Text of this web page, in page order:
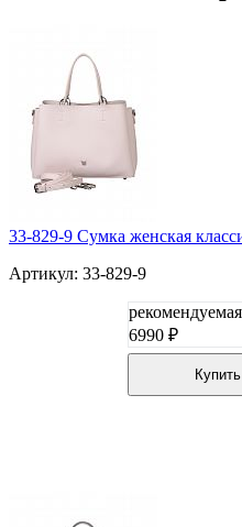
33-829-9 Сумка женская
Артикул: 33-829-9
6990 ₽